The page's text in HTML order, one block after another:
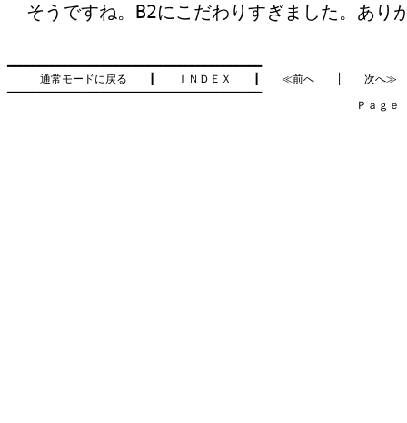
そうですね。B2にこだわりすぎました。あり
━━━━━━━━━━━━━━━━━━━━━━━━━━━━━━━━━━━━━━━━
通常モードに戻る
ＩＮＤＥＸ ≪前へ
次へ≫
━━━━━━━━━━━━━━━━━━━━━━━━━━━━━━━━━━━━━━━━
Ｐａｇｅ